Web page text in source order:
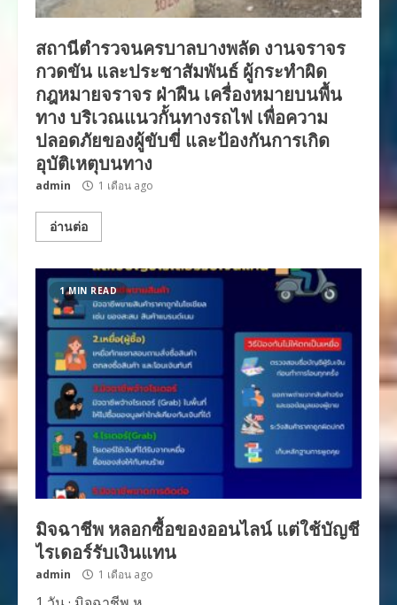
สถานีตำรวจนครบาลบางพลัด งานจราจร
กวดขัน และประชาสัมพันธ์ ผู้กระทำผิด
กฎหมายจราจร ฝ่าฝืน เครื่องหมายบนพื้น
ทาง บริเวณแนวกั้นทางรถไฟ เพื่อความ
ปลอดภัยของผู้ขับขี่ และป้องกันการเกิด
อุบัติเหตุบนทาง
admin 1 เดือน ago
อ่านต่อ
1 MIN READ
มิจฉาชีพ หลอกซื้อของออนไลน์ แต่ใช้บัญชี
ไรเดอร์รับเงินแทน
admin 1 เดือน ago